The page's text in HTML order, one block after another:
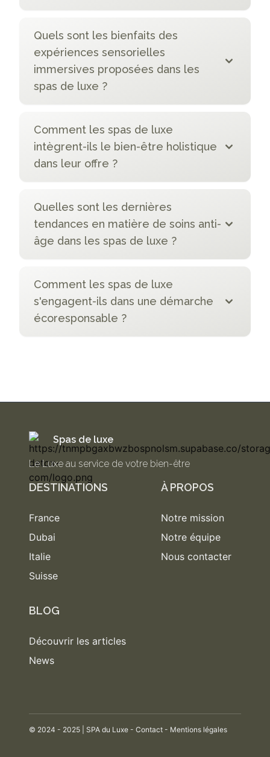
Quels sont les bienfaits des
expériences sensorielles
immersives proposées dans les
spas de luxe ?
Comment les spas de luxe
intègrent-ils le bien-être holistique
dans leur offre ?
Quelles sont les dernières
tendances en matière de soins anti-
âge dans les spas de luxe ?
Comment les spas de luxe
s'engagent-ils dans une démarche
écoresponsable ?
Spas de luxe
Le Luxe au service de votre bien-être
DESTINATIONS
France
Dubai
Italie
Suisse
À PROPOS
Notre mission
Notre équipe
Nous contacter
BLOG
Découvrir les articles
News
© 2024 - 2025 | SPA du Luxe - Contact - Mentions légales